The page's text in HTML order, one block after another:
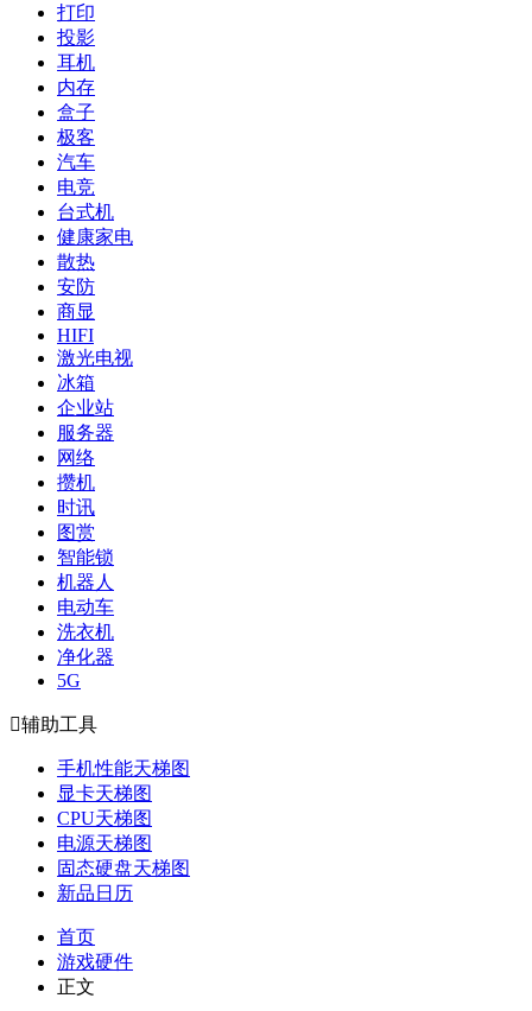
打印
投影
耳机
内存
盒子
极客
汽车
电竞
台式机
健康家电
散热
安防
商显
HIFI
激光电视
冰箱
企业站
服务器
网络
攒机
时讯
图赏
智能锁
机器人
电动车
洗衣机
净化器
5G
辅助工具
手机性能天梯图
显卡天梯图
CPU天梯图
电源天梯图
固态硬盘天梯图
新品日历
首页
游戏硬件
正文